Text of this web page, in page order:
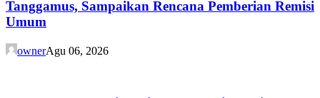
Tanggamus, Sampaikan Rencana Pemberian Remisi
Umum
ownerAgu 06, 2026